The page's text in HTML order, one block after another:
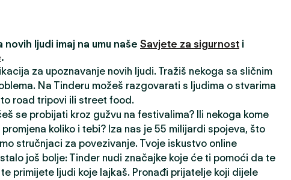
novih ljudi imaj na umu naše Savjete za sigurnost i
.
za upoznavanje novih ljudi. Tražiš nekoga sa sličnim
Na Tinderu možeš razgovarati s ljudima o stvarima
road tripovi ili street food.
se probijati kroz gužvu na festivalima? Ili nekoga kome
koliko i tebi? Iza nas je 55 milijardi spojeva, što
stručnjaci za povezivanje. Tvoje iskustvo online
još bolje: Tinder nudi značajke koje će ti pomoći da te
primijete ljudi koje lajkaš. Pronađi prijatelje koji dijele